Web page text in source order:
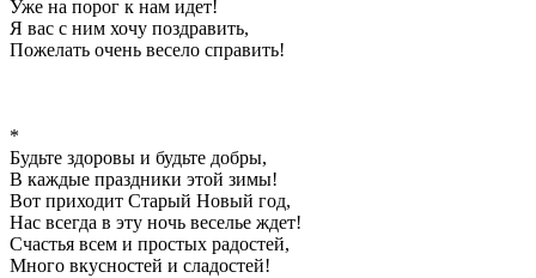
Уже на порог к нам идет!
Я вас с ним хочу поздравить,
Пожелать очень весело справить!
*
Будьте здоровы и будьте добры,
В каждые праздники этой зимы!
Вот приходит Старый Новый год,
Нас всегда в эту ночь веселье ждет!
Счастья всем и простых радостей,
Много вкусностей и сладостей!